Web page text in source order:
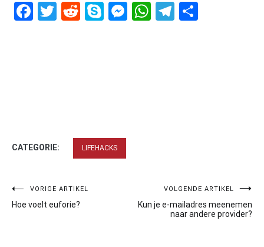
Facebook
Twitter
RedditSkypeMessenger
WhatsApp
Telegram
CATEGORIE: LIFEHACKS
Bericht
navigatie
VORIGE ARTIKEL
Hoe voelt euforie?
VOLGENDE ARTIKEL
Kun je e-mailadres meenemen
naar andere provider?